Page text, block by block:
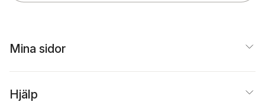
Mina sidor
Hjälp